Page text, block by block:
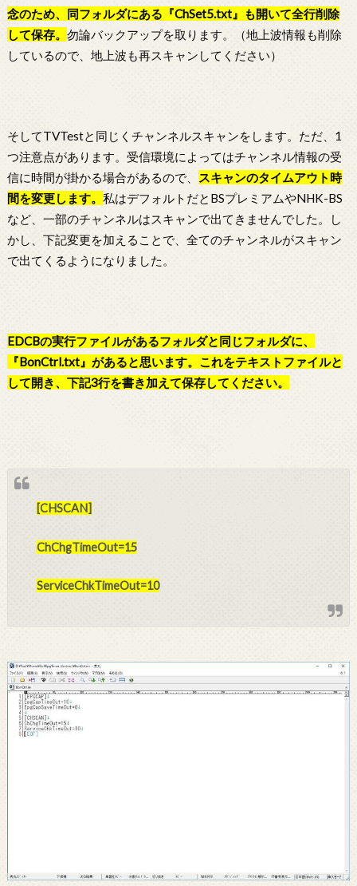
念のため、同フォルダにある『ChSet5.txt』も開いて全行削除
して保存。 勿論バックアップを取ります。（地上波情報も削除
しているので、地上波も再スキャンしてください）
そしてTVTestと同じくチャンネルスキャンをします。ただ、1
つ注意点があります。受信環境によってはチャンネル情報の受
信に時間が掛かる場合があるので、
スキャンのタイムアウト時
間を変更します。 私はデフォルトだとBSプレミアムやNHK-BS
など、一部のチャンネルはスキャンで出てきませんでした。し
かし、下記変更を加えることで、全てのチャンネルがスキャン
で出てくるようになりました。
EDCBの実行ファイルがあるフォルダと同じフォルダに、
『BonCtrl.txt』があると思います。これをテキストファイルと
して開き、下記3行を書き加えて保存してください。
[CHSCAN]
ChChgTimeOut=15
ServiceChkTimeOut=10